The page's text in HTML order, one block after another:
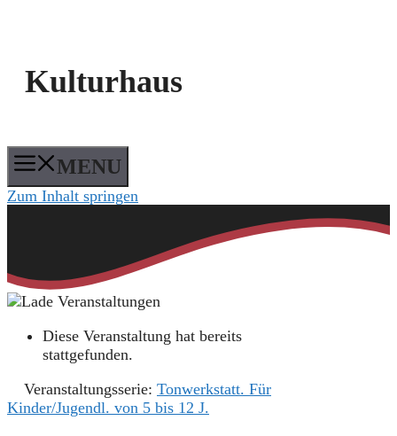
Kulturhaus
MENU
Zum Inhalt springen
Diese Veranstaltung hat bereits
stattgefunden.
Veranstaltungsserie: Tonwerkstatt. Für
Kinder/Jugendl. von 5 bis 12 J.